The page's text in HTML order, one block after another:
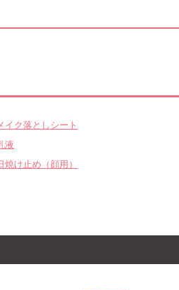
イク落としシート
液
焼け止め（顔用）